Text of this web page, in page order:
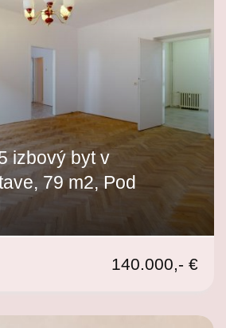
izbový byt v
79 m2, Pod
140.000,- €